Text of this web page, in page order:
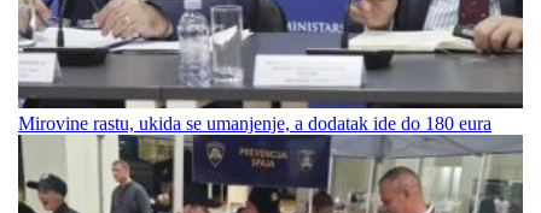
Mirovine rastu, ukida se umanjenje, a dodatak ide do 180 eura